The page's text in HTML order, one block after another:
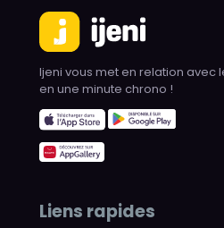
Ijeni vous met en relation avec
en une minute chrono !
Liens rapides